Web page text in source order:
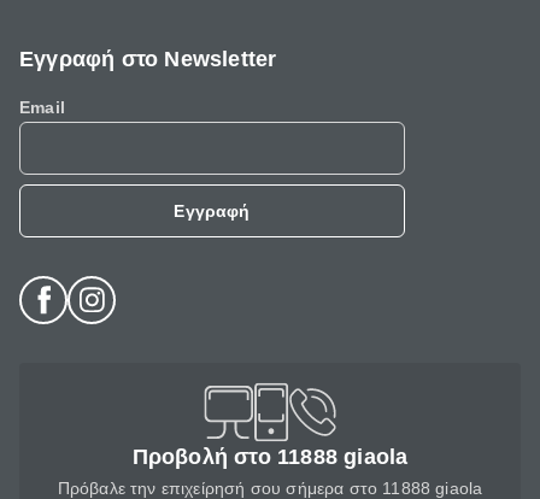
Εγγραφή στο Newsletter
Email
Εγγραφή
Προβολή στο 11888 giaola
Πρόβαλε την επιχείρησή σου σήμερα στο 11888 giaola